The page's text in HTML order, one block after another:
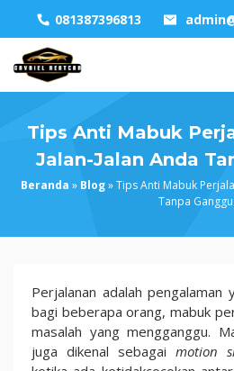
content
081387396813
Tips Anti Mabuk
Jalan-Jalan Anda
Beranda » Blog»Tips Anti Mabuk
Tanpa
Tips
Anti
Mabuk
Perjalanan,
Perjalanan adalah
bagi beberapa orang, mabuk
masalah yang mengganggu.
juga dikenal sebagai motion